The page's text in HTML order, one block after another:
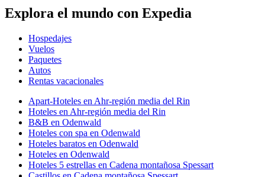
Explora el mundo con Expedia
Hospedajes
Vuelos
Paquetes
Autos
Rentas vacacionales
Apart-Hoteles en Ahr-región media del Rin
Hoteles en Ahr-región media del Rin
B&B en Odenwald
Hoteles con spa en Odenwald
Hoteles baratos en Odenwald
Hoteles en Odenwald
Hoteles 5 estrellas en Cadena montañosa Spessart